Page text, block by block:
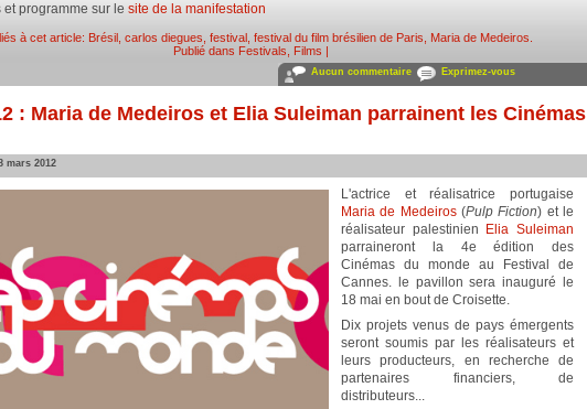
et programme sur le site de la manifestation
à cet article: Brésil, carlos diegues festival, festival du film brésilien de Paris Maria de Medeiros
Publié dans Festivals Films |
Aucun commentaire Exprimez-vous
: Maria de Medeiros et Elia Suleiman parrainent les Cinémas
mars 2012
L'actrice et réalisatrice portugaise
Maria de Medeiros(Pulp Fiction) et le
réalisateur palestinien
Elia Suleiman
parraineront la 4e édition des
Cinémas du monde au Festival de
Cannes. le pavillon sera inauguré le
18 mai en bout de Croisette.
Dix projets venus de pays émergents
seront soumis par les réalisateurs et
leurs producteurs, en recherche de
partenaires financiers, de
distributeurs...